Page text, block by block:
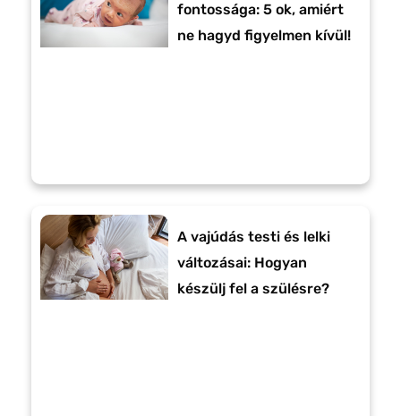
fontossága: 5 ok, amiért
ne hagyd figyelmen kívül!
A vajúdás testi és lelki
változásai: Hogyan
készülj fel a szülésre?